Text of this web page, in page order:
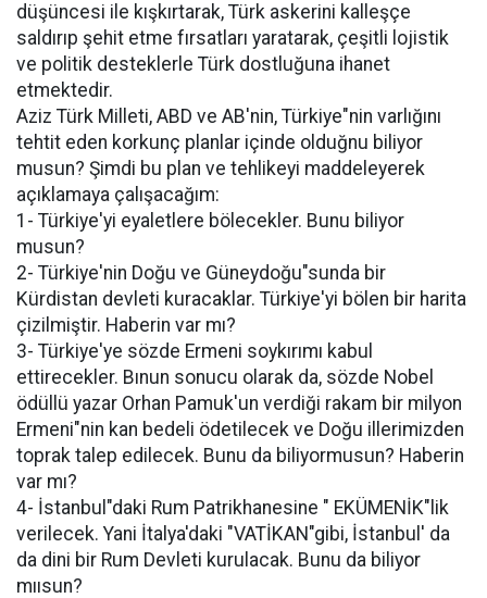
düşüncesi ile kışkırtarak, Türk askerini kalleşçe
saldırıp şehit etme fırsatları yaratarak, çeşitli lojistik
ve politik desteklerle Türk dostluğuna ihanet
etmektedir.
Aziz Türk Milleti, ABD ve AB'nin, Türkiye"nin varlığını
tehtit eden korkunç planlar içinde olduğnu biliyor
musun? Şimdi bu plan ve tehlikeyi maddeleyerek
açıklamaya çalışacağım:
1- Türkiye'yi eyaletlere bölecekler. Bunu biliyor
musun?
2- Türkiye'nin Doğu ve Güneydoğu"sunda bir
Kürdistan devleti kuracaklar. Türkiye'yi bölen bir harita
çizilmiştir. Haberin var mı?
3- Türkiye'ye sözde Ermeni soykırımı kabul
ettirecekler. Bınun sonucu olarak da, sözde Nobel
ödüllü yazar Orhan Pamuk'un verdiği rakam bir milyon
Ermeni"nin kan bedeli ödetilecek ve Doğu illerimizden
toprak talep edilecek. Bunu da biliyormusun? Haberin
var mı?
4- İstanbul"daki Rum Patrikhanesine " EKÜMENİK"lik
verilecek. Yani İtalya'daki "VATİKAN"gibi, İstanbul' da
da dini bir Rum Devleti kurulacak. Bunu da biliyor
mıısun?